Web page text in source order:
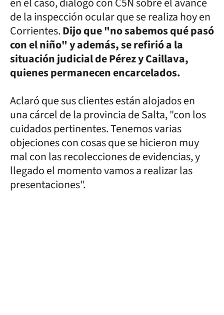
de la inspección ocular que se realiza hoy en
Corrientes.Dijo que "no sabemos qué pasó
con el niño" y además, se refirió a la
situación judicial de Pérez y Caillava,
quienes permanecen encarcelados.
Aclaró que sus clientes están alojados en
una cárcel de la provincia de Salta, "con los
cuidados pertinentes. Tenemos varias
objeciones con cosas que se hicieron muy
mal con las recolecciones de evidencias, y
llegado el momento vamos a realizar las
presentaciones".